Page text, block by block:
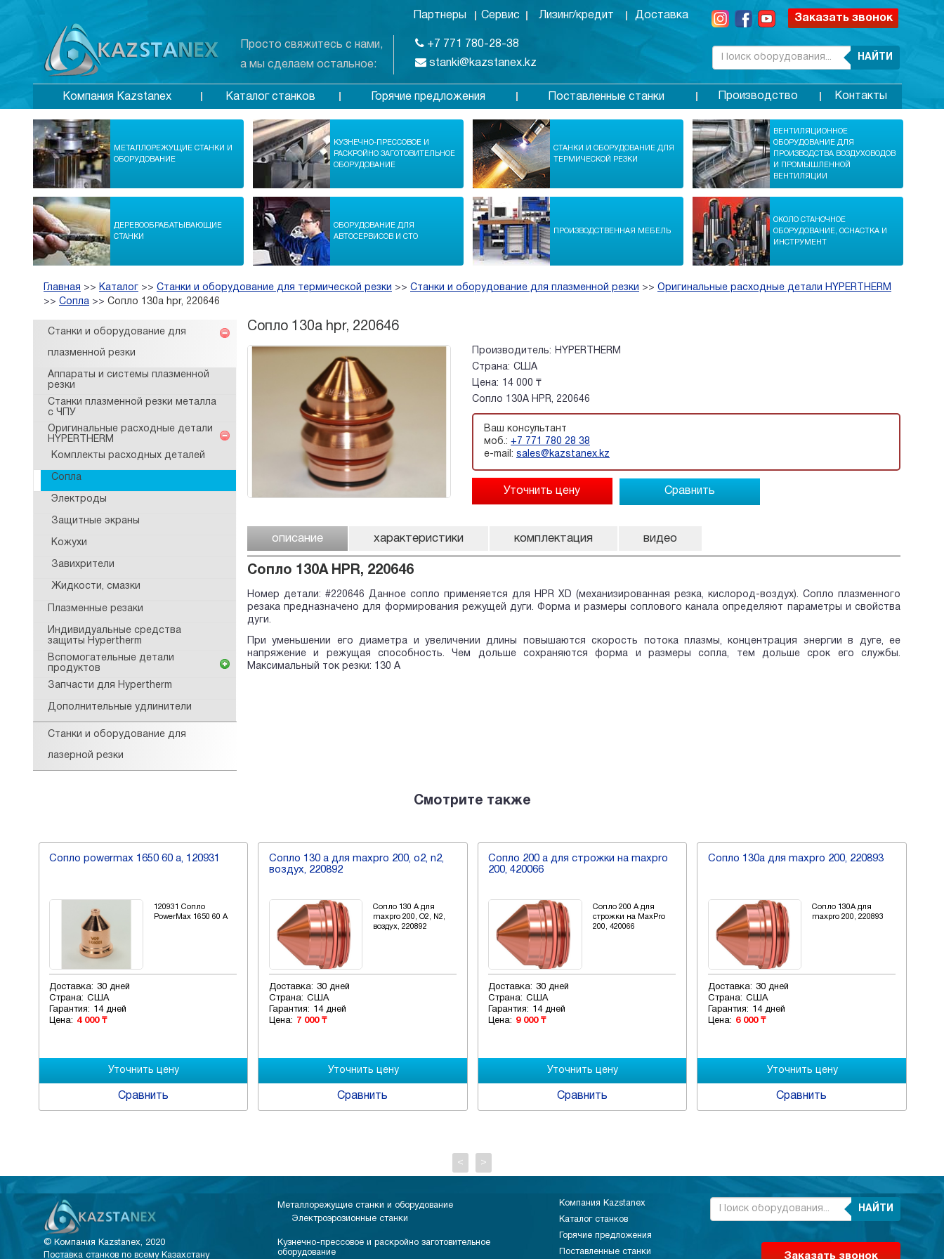
Просто свяжитесь с нами,
а мы сделаем остальное:
Партнеры Сервис Лизинг/кредит Доставка
+7 771 780-28-38
stanki@kazstanex.kz
Заказать звонок
НАЙТИ
Компания Kazstanex Каталог станков Горячие предложения Поставленные станки Производство Контакты
МЕТАЛЛОРЕЖУЩИЕ СТАНКИ И
ОБОРУДОВАНИЕ
КУЗНЕЧНО-ПРЕССОВОЕ И
РАСКРОЙНО ЗАГОТОВИТЕЛЬНОЕ
ОБОРУДОВАНИЕ
СТАНКИ И ОБОРУДОВАНИЕ ДЛЯ
ТЕРМИЧЕСКОЙ РЕЗКИ
ВЕНТИЛЯЦИОННОЕ
ОБОРУДОВАНИЕ ДЛЯ
ПРОИЗВОДСТВА ВОЗДУХОВОДОВ
И ПРОМЫШЛЕННОЙ
ВЕНТИЛЯЦИИ
ДЕРЕВООБРАБАТЫВАЮЩИЕ
СТАНКИ
ОБОРУДОВАНИЕ ДЛЯ
АВТОСЕРВИСОВ И СТО
ПРОИЗВОДСТВЕННАЯ МЕБЕЛЬ
ОКОЛО СТАНОЧНОЕ
ОБОРУДОВАНИЕ, ОСНАСТКА И
ИНСТРУМЕНТ
Главная >> Каталог >> Станки и оборудование для термической резки >> Станки и оборудование для плазменной резки >> Оригинальные расходные детали HYPERTHERM
>> Сопла >> Сопло 130a hpr, 220646
Станки и оборудование для
плазменной резки
Аппараты и системы плазменной
резки
Станки плазменной резки металла
с ЧПУ
Оригинальные расходные детали
HYPERTHERM
Комплекты расходных деталей
Сопла
Электроды
Защитные экраны
Кожухи
Завихрители
Жидкости, смазки
Плазменные резаки
Индивидуальные средства
защиты Hypertherm
Вспомогательные детали
продуктов
Запчасти для Hypertherm
Дополнительные удлинители
Станки и оборудование для
лазерной резки
Сопло 130a hpr, 220646
Производитель:
HYPERTHERM
Страна: США
Цена: 14 000 ₸
Сопло 130A HPR, 220646
Ваш консультант
моб.: +7 771 780 28 38
e-mail: sales@kazstanex.kz
Сравнить
описание характеристики комплектация видео
Сопло 130A HPR, 220646
Номер детали: #220646 Данное сопло применяется для HPR XD (механизированная резка, кислород-воздух). Сопло плазменного
резака предназначено для формирования режущей дуги. Форма и размеры соплового канала определяют параметры и свойства
дуги.
При уменьшении его диаметра и увеличении длины повышаются скорость потока плазмы, концентрация энергии в дуге, ее
напряжение и режущая способность. Чем дольше сохраняются форма и размеры сопла, тем дольше срок его службы.
Максимальный ток резки: 130 А
Смотрите также
Сопло powermax 1650 60 а, 120931
120931 Сопло
PowerMax 1650 60 А
Доставка: 30 дней
Страна: США
Гарантия:
14 дней
Цена: 4 000 ₸
Сравнить
Сопло 130 а для maxpro 200, о2, n2,
воздух, 220892
Сопло 130 А для
maxpro 200, О2, N2,
воздух, 220892
Доставка: 30 дней
Страна: США
Гарантия:
14 дней
Цена:
7 000 ₸
Сравнить
Сопло 200 а для строжки на maxpro
200, 420066
Сопло 200 А для
строжки на MaxPro
200, 420066
Доставка: 30 дней
Страна: США
Гарантия:
14 дней
Цена: 9 000 ₸
Сравнить
Сопло 130а для maxpro 200, 220893
Сопло 130А для
maxpro 200, 220893
Доставка: 30 дней
Страна: США
Гарантия:
14 дней
Цена: 6 000 ₸
Сравнить
< >
© Компания Kazstanex, 2020
Поставка станков по всему Казахстану
Металлорежущие станки и оборудование
Электроэрозионные станки
Кузнечно-прессовое и раскройно заготовительное
оборудование
Компания Kazstanex
Каталог станков
Горячие предложения
Поставленные станки
НАЙТИ
Заказать звонок